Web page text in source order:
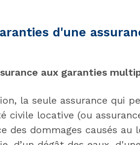
d'une
aux garanties
la seule assurance qui
civile locative (ou
des dommages causés au